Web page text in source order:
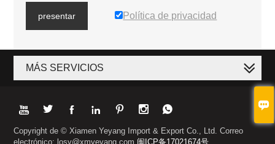

presentar Política de privacidad
MÁS SERVICIOS
      
Copyright de © Xiamen Yeyang Import & Export Co., Ltd. Correo
electrónico: losy@xmyeyang.com 闽ICP备17021674号